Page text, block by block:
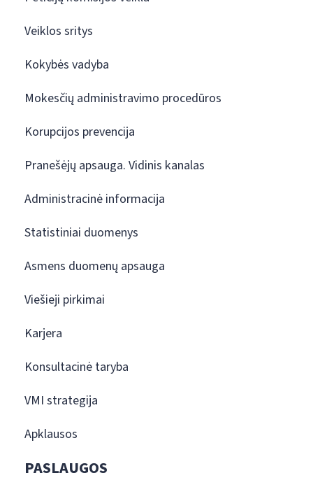
Veiklos sritys
Kokybės vadyba
Mokesčių administravimo procedūros
Korupcijos prevencija
Pranešėjų apsauga. Vidinis kanalas
Administracinė informacija
Statistiniai duomenys
Asmens duomenų apsauga
Viešieji pirkimai
Karjera
Konsultacinė taryba
VMI strategija
Apklausos
PASLAUGOS